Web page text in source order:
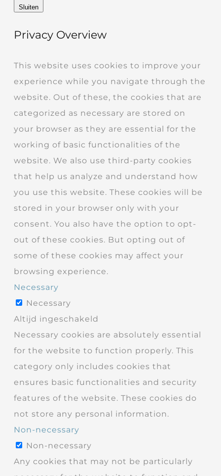
Sluiten
Privacy Overview
This website uses cookies to improve your
experience while you navigate through the
website. Out of these, the cookies that are
categorized as necessary are stored on
your browser as they are essential for the
working of basic functionalities of the
website. We also use third-party cookies
that help us analyze and understand how
you use this website. These cookies will be
stored in your browser only with your
consent. You also have the option to opt-
out of these cookies. But opting out of
some of these cookies may affect your
browsing experience.
Necessary
Necessary
Altijd ingeschakeld
Necessary cookies are absolutely essential
for the website to function properly. This
category only includes cookies that
ensures basic functionalities and security
features of the website. These cookies do
not store any personal information.
Non-necessary
Non-necessary
Any cookies that may not be particularly